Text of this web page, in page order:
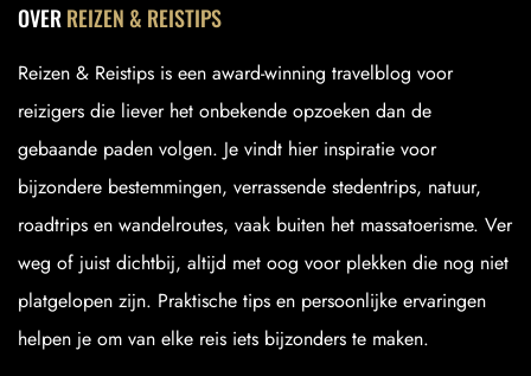
OVERREIZEN & REISTIPS
Reizen & Reistips is een award-winning travelblog voor
reizigers die liever het onbekende opzoeken dan de
gebaande paden volgen. Je vindt hier inspiratie voor
bijzondere bestemmingen, verrassende stedentrips, natuur,
roadtrips en wandelroutes, vaak buiten het massatoerisme. Ver
weg of juist dichtbij, altijd met oog voor plekken die nog niet
platgelopen zijn. Praktische tips en persoonlijke ervaringen
helpen je om van elke reis iets bijzonders te maken.